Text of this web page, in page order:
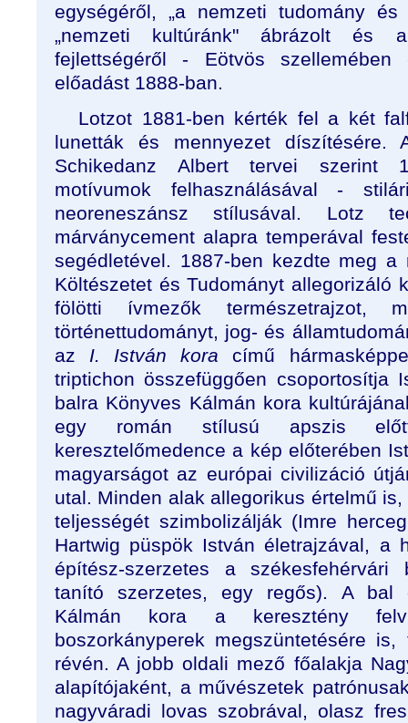
egységéről, „a nemzeti tudomány és
„nemzeti kultúránk" ábrázolt és
fejlettségéről - Eötvös
előadást 1888-ban.
Lotzot 1881-ben kérték fel a két
lunetták és mennyezet díszítésére.
Schikedanz Albert tervei szerint
motívumok felhasználásával -
neoreneszánsz stílusával. Lotz
márványcement alapra temperával
segédletével. 1887-ben kezdte meg
Költészetet és Tudományt allegorizáló
fölötti ívmezők természetrajzot,
történettudományt, jog- és
az I. István kora című
triptichon összefüggően csoportosítja
balra Könyves Kálmán kora
egy román stílusú apszis
keresztelőmedence a kép előterében
magyarságot az európai civilizáció
utal. Minden alak allegorikus értelmű
teljességét szimbolizálják (Imre
Hartwig püspök István életrajzával, a
építész-szerzetes a székesfehérvári
tanító szerzetes, egy regős). A bal
Kálmán kora a keresztény
boszorkányperek megszüntetésére
révén. A jobb oldali mező főalakja
alapítójaként, a művészetek
nagyváradi lovas szobrával, olasz